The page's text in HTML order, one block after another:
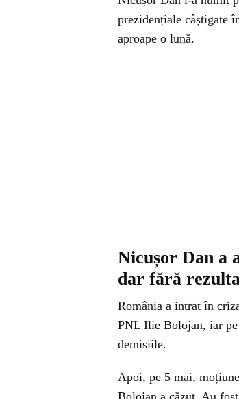
prezidențiale câștigate
aproape o lună.
Nicușor Dan a
dar fără
România a intrat în
PNL Ilie Bolojan, iar
demisiile.
Apoi, pe 5 mai,
Bolojan a căzut. Au